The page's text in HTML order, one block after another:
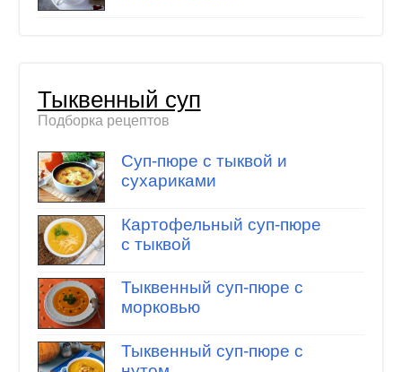
Тыквенный суп
Подборка рецептов
Суп-пюре с тыквой и
сухариками
Картофельный суп-пюре
с тыквой
Тыквенный суп-пюре с
морковью
Тыквенный суп-пюре с